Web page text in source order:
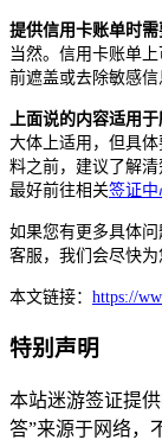
提供信用卡账单时需
当然。信用卡账单
前遮盖或去除敏感信
上面说的内容适用于
大体上适用，但具
料之前，建议了解清
最好前往相关签证中
如果您有更多具体
客服，我们会尽快为
本文链接： https://
特别声明
本站迷游签证提
答”来源于网络，